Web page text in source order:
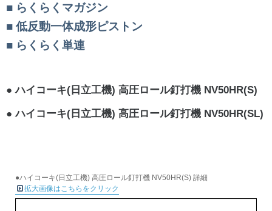
らくらくマガジン
低反動一体成形ピストン
らくらく単連
ハイコーキ(日立工機) 高圧ロール釘打機 NV50HR(S)
ハイコーキ(日立工機) 高圧ロール釘打機 NV50HR(SL)
●ハイコーキ(日立工機) 高圧ロール釘打機 NV50HR(S) 詳細
拡大画像はこちらをクリック